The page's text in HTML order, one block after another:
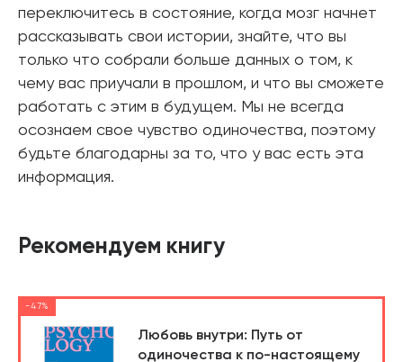
переключитесь в состояние, когда мозг начнет
рассказывать свои истории, знайте, что вы
только что собрали больше данных о том, к
чему вас приучали в прошлом, и что вы сможете
работать с этим в будущем. Мы не всегда
осознаем свое чувство одиночества, поэтому
будьте благодарны за то, что у вас есть эта
информация.
Рекомендуем книгу
-47%
Любовь внутри: Путь от
одиночества к по-настоящему